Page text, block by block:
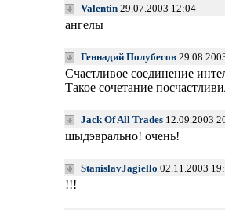
Valentin 29.07.2003 12:04
ангелы
Геннадий Полубесов
Счастливое соединение
Такое сочетание
Jack Of All Trades 12.09.2003
шыдэврально! очень!
StanislavJagiello 02.11.2003
!!!